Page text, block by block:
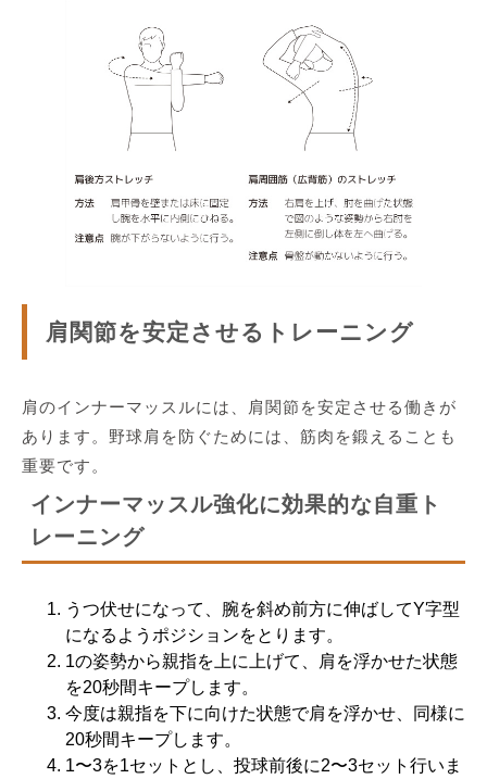
肩関節を安定させるトレーニング
肩のインナーマッスルには、肩関節を安定させる働きが
あります。野球肩を防ぐためには、筋肉を鍛えることも
重要です。
インナーマッスル強化に効果的な自重ト
レーニング
うつ伏せになって、腕を斜め前方に伸ばしてY字型
になるようポジションをとります。
1の姿勢から親指を上に上げて、肩を浮かせた状態
を20秒間キープします。
今度は親指を下に向けた状態で肩を浮かせ、同様に
20秒間キープします。
1〜3を1セットとし、投球前後に2〜3セット行いま